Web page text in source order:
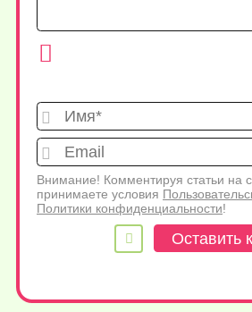
Внимание! Комментируя статьи на
принимаете условия
Политики конфиденциальности!